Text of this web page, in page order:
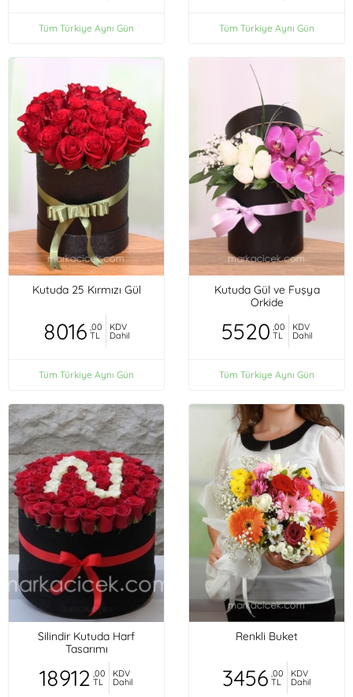
Tüm Türkiye Aynı Gün Tüm Türkiye Aynı Gün
Kutuda 25 Kırmızı Gül
8016 ,00
TL
KDV
Dahil
Tüm Türkiye Aynı Gün
Kutuda Gül ve Fuşya
Orkide
5520 ,00
TL
KDV
Dahil
Tüm Türkiye Aynı Gün
Silindir Kutuda Harf
Tasarımı
18912 ,00
TL
KDV
Dahil
Renkli Buket
3456 ,00
TL
KDV
Dahil